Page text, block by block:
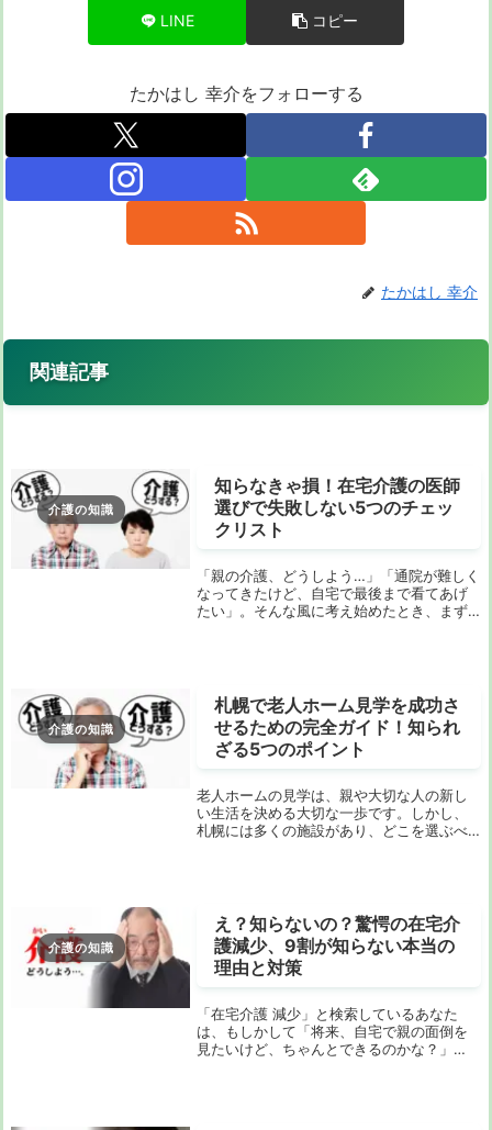
LINE コピー
たかはし 幸介をフォローする
たかはし 幸介
関連記事
介護の知識
知らなきゃ損！在宅介護の医師
選びで失敗しない5つのチェッ
クリスト
「親の介護、どうしよう…」「通院が難しく
なってきたけど、自宅で最後まで看てあげ
たい」。そんな風に考え始めたとき、まず
介護の知識
札幌で老人ホーム見学を成功さ
せるための完全ガイド！知られ
ざる5つのポイント
老人ホームの見学は、親や大切な人の新し
い生活を決める大切な一歩です。しかし、
札幌には多くの施設があり、どこを選ぶべ
介護の知識
え？知らないの？驚愕の在宅介
護減少、9割が知らない本当の
理由と対策
「在宅介護 減少」と検索しているあなた
は、もしかして「将来、自宅で親の面倒を
見たいけど、ちゃんとできるのかな？」